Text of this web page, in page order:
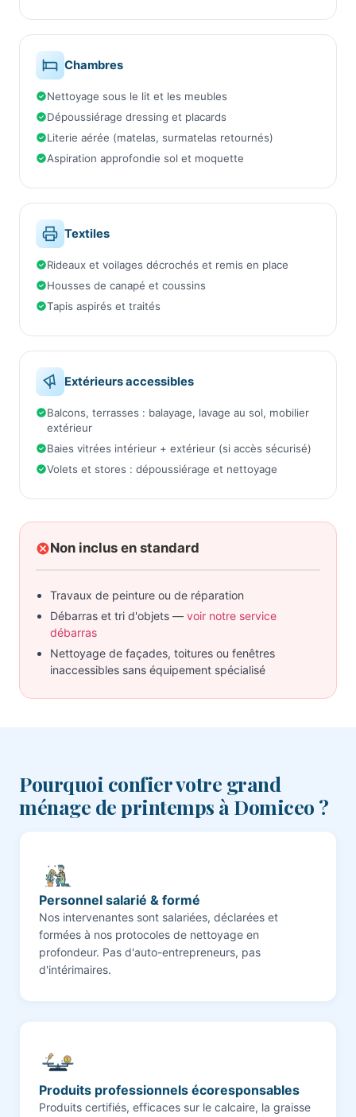
Chambres
Nettoyage sous le lit et les meubles
Dépoussiérage dressing et placards
Literie aérée (matelas, surmatelas retournés)
Aspiration approfondie sol et moquette
Textiles
Rideaux et voilages décrochés et remis en place
Housses de canapé et coussins
Tapis aspirés et traités
Extérieurs accessibles
Balcons, terrasses : balayage, lavage au sol, mobilier
extérieur
Baies vitrées intérieur + extérieur (si accès sécurisé)
Volets et stores : dépoussiérage et nettoyage
Non inclus en standard
Travaux de peinture ou de réparation
Débarras et tri d'objets — voir notre service
débarras
Nettoyage de façades, toitures ou fenêtres
inaccessibles sans équipement spécialisé
Pourquoi confier votre grand
ménage de printemps à Domiceo ?
Personnel salarié & formé
Nos intervenantes sont salariées, déclarées et
formées à nos protocoles de nettoyage en
profondeur. Pas d'auto-entrepreneurs, pas
d'intérimaires.
Produits professionnels écoresponsables
Produits certifiés, efficaces sur le calcaire, la graisse